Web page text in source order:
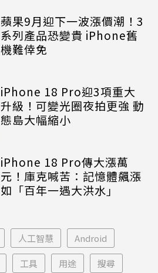
蘋果9月迎下一波漲價潮！3
系列產品恐變貴 iPhone舊
機難倖免
iPhone 18 Pro迎3項重大
升級！可變光圈夜拍更強 動
態島大幅縮小
iPhone 18 Pro傳大漲萬
元！庫克喊苦：記憶體飆漲
如「百年一遇大洪水」
人工智慧 Android
工具 用途 搜尋